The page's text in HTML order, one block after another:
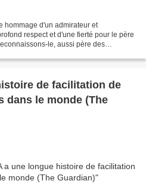
hommage d'un admirateur et
respect et d'une fierté pour le père
le, aussi père des
de facilitation de
dans le monde (The